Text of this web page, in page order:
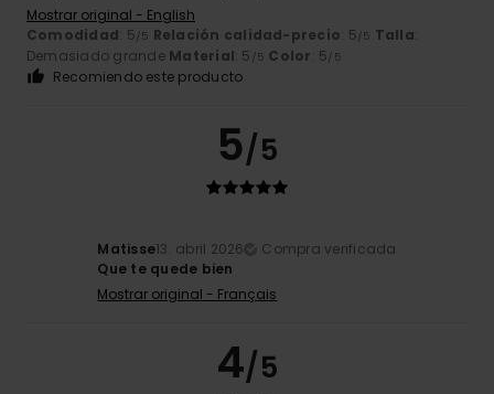
Mostrar original - English
Comodidad: 5/5 Relación calidad-precio: 5/5 Talla:
Demasiado grande Material: 5 /5 Color: 5/5
Recomiendo este producto
5/5
Matisse13. abril 2026
Compra verificada
Que te quede bien
Mostrar original - Français
4/5